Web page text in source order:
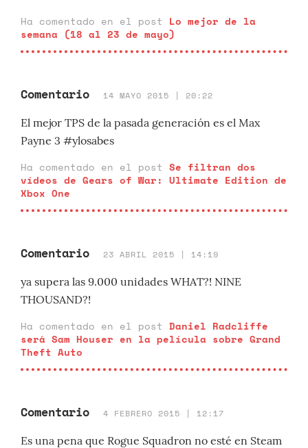
Ha comentado en el post Lo mejor de la
semana (18 al 23 de mayo)
Comentario 14 MAYO 2015 | 20:22
El mejor TPS de la pasada generación es el Max
Payne 3 #ylosabes
Ha comentado en el post Se filtran dos
vídeos de Gears of War: Ultimate Edition de
Xbox One
Comentario 23 ABRIL 2015 | 14:19
ya supera las 9.000 unidades WHAT?! NINE
THOUSAND?!
Ha comentado en el post Daniel Radcliffe
será Sam Houser en la película sobre Grand
Theft Auto
Comentario 4 FEBRERO 2015 | 12:17
Es una pena que Rogue Squadron no esté en Steam